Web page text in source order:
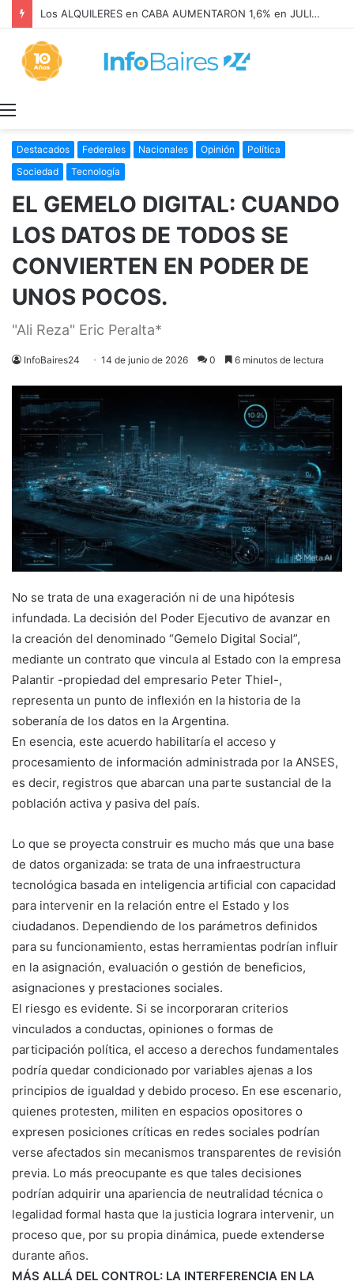
Los ALQUILERES en CABA AUMENTARON 1,6% en JULIO: 17,5% en 2026
Destacados Federales Nacionales Opinión
Política
Sociedad
Tecnología
EL GEMELO DIGITAL: CUANDO
LOS DATOS DE TODOS SE
CONVIERTEN EN PODER DE
UNOS POCOS.
"Ali Reza" Eric Peralta*
InfoBaires24 14 de junio de 2026 0 6 minutos de lectura
No se trata de una exageración ni de una hipótesis
infundada. La decisión del Poder Ejecutivo de avanzar en
la creación del denominado “Gemelo Digital Social”,
mediante un contrato que vincula al Estado con la empresa
Palantir -propiedad del empresario Peter Thiel-,
representa un punto de inflexión en la historia de la
soberanía de los datos en la Argentina.
En esencia, este acuerdo habilitaría el acceso y
procesamiento de información administrada por la ANSES,
es decir, registros que abarcan una parte sustancial de la
población activa y pasiva del país.
Lo que se proyecta construir es mucho más que una base
de datos organizada: se trata de una infraestructura
tecnológica basada en inteligencia artificial con capacidad
para intervenir en la relación entre el Estado y los
ciudadanos. Dependiendo de los parámetros definidos
para su funcionamiento, estas herramientas podrían influir
en la asignación, evaluación o gestión de beneficios,
asignaciones y prestaciones sociales.
El riesgo es evidente. Si se incorporaran criterios
vinculados a conductas, opiniones o formas de
participación política, el acceso a derechos fundamentales
podría quedar condicionado por variables ajenas a los
principios de igualdad y debido proceso. En ese escenario,
quienes protesten, militen en espacios opositores o
expresen posiciones críticas en redes sociales podrían
verse afectados sin mecanismos transparentes de revisión
previa. Lo más preocupante es que tales decisiones
podrían adquirir una apariencia de neutralidad técnica o
legalidad formal hasta que la justicia lograra intervenir, un
proceso que, por su propia dinámica, puede extenderse
durante años.
MÁS ALLÁ DEL CONTROL: LA INTERFERENCIA EN LA